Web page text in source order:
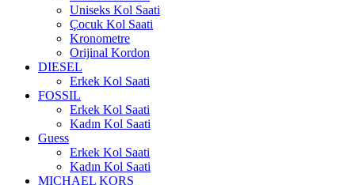
Uniseks Kol Saati
Çocuk Kol Saati
Kronometre
Orijinal Kordon
DIESEL
Erkek Kol Saati
FOSSIL
Erkek Kol Saati
Kadın Kol Saati
Guess
Erkek Kol Saati
Kadın Kol Saati
MICHAEL KORS